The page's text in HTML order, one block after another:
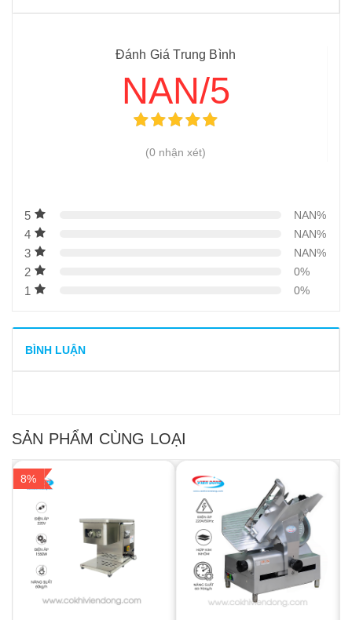
Đánh Giá Trung Bình
NAN/5
(0 nhận xét)
5 NAN%
4 NAN%
3 NAN%
2 0%
1 0%
BÌNH LUẬN
SẢN PHẨM CÙNG LOẠI
8%